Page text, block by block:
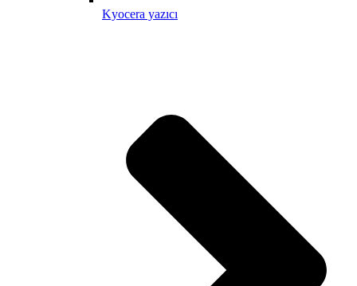
Kyocera yazıcı